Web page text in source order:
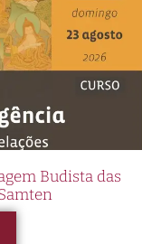
Budista das